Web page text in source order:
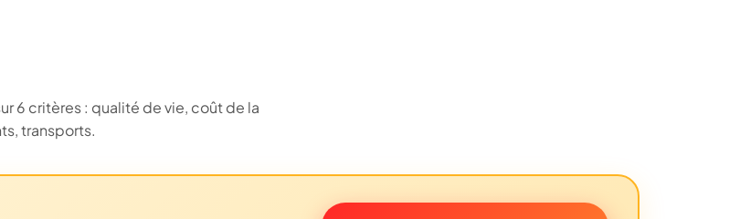
6 critères : qualité de vie, coût de la
transports.